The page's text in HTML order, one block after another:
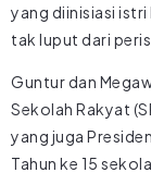
yang diinisiasi
tak luput dari
Guntur dan
Sekolah Rakyat
yang juga
Tahun ke 15